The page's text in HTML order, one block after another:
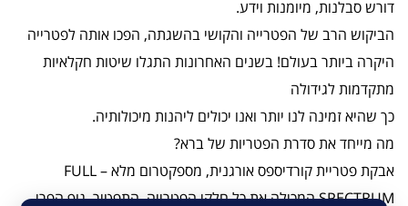
דורש סבלנות, מיומנות וידע.
הביקוש הרב של הפטרייה והקושי בהשגתה, הפכו אותה לפטרייה
היקרה ביותר בעולם! בשנים האחרונות התגלו שיטות חקלאיות
מתקדמות לגידולה
כך שהיא זמינה לנו יותר ואנו יכולים ליהנות מיכולותיה.
מה מייחד את סדרת הפטריות של ברא?
אבקת פטריית קורדיספס אורגנית, מספקטרום מלא – FULL
SPECTRUM המכילה את כל חלקי הפטרייה, התפטיר, גוף הפרי